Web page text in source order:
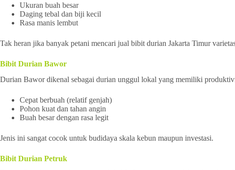
Ukuran buah besar
Daging tebal dan biji kecil
Rasa manis lembut
Tak heran jika banyak petani mencari jual bibit durian Jakarta Timur
Bibit Durian Bawor
Durian Bawor dikenal sebagai durian unggul lokal yang memiliki
Cepat berbuah (relatif genjah)
Pohon kuat dan tahan angin
Buah besar dengan rasa legit
Jenis ini sangat cocok untuk budidaya skala kebun maupun investasi.
Bibit Durian Petruk